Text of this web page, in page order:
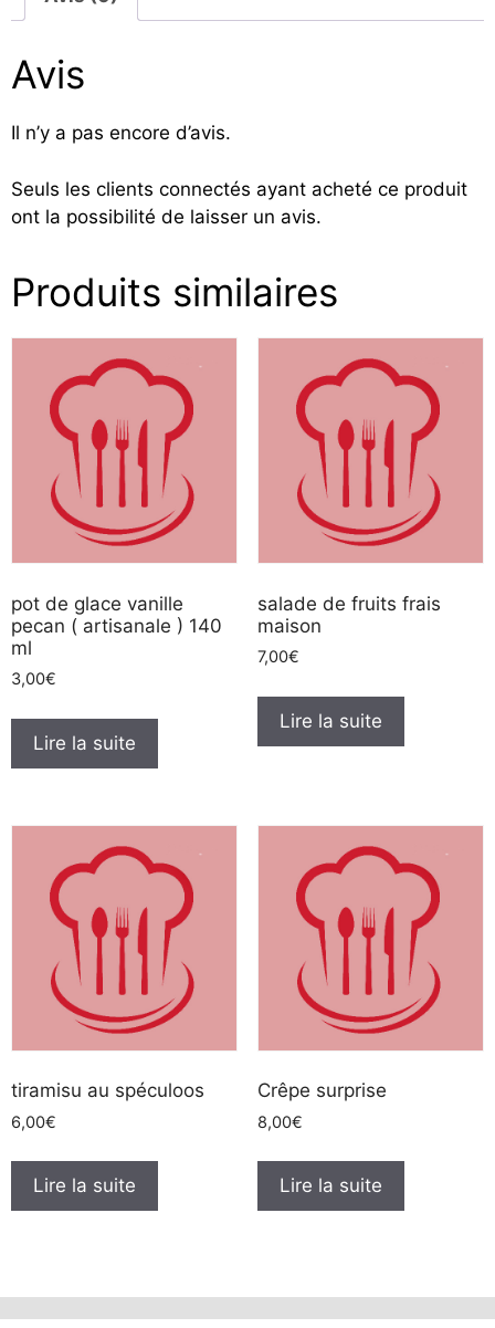
Avis
Il n’y a pas encore d’avis.
Seuls les clients connectés ayant acheté ce produit
ont la possibilité de laisser un avis.
Produits similaires
pot de glace vanille
pecan ( artisanale ) 140
ml
3,00€
Lire la suite
salade de fruits frais
maison
7,00€
Lire la suite
tiramisu au spéculoos
6,00€
Lire la suite
Crêpe surprise
8,00€
Lire la suite